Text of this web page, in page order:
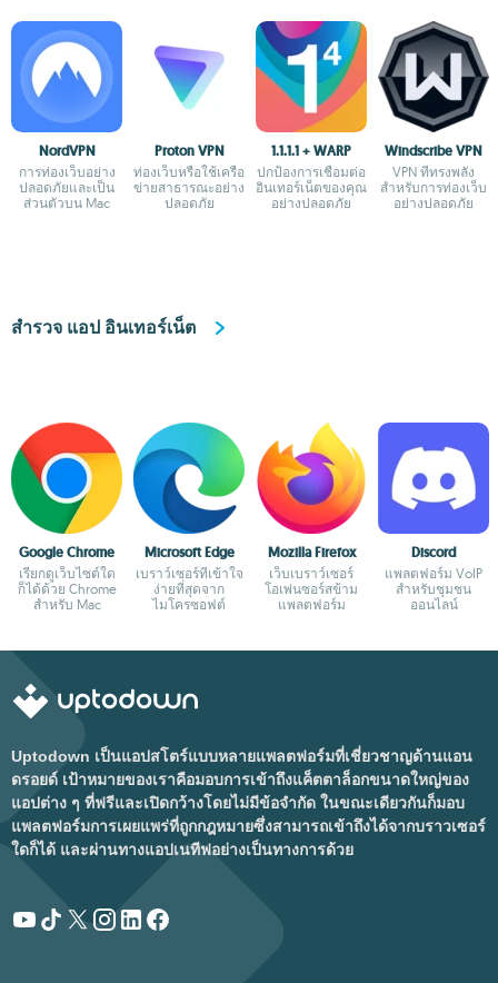
NordVPN
การท่องเว็บอย่าง
ปลอดภัยและเป็น
ส่วนตัวบน Mac
Proton VPN
ท่องเว็บหรือใช้เครือ
ข่ายสาธารณะอย่าง
ปลอดภัย
1.1.1.1 + WARP
ปกป้องการเชื่อมต่อ
อินเทอร์เน็ตของคุณ
อย่างปลอดภัย
Windscribe VPN
VPN ที่ทรงพลัง
สำหรับการท่องเว็บ
อย่างปลอดภัย
สำรวจ แอป อินเทอร์เน็ต
Google Chrome
เรียกดูเว็บไซต์ใด
ก็ได้ด้วย Chrome
สำหรับ Mac
Microsoft Edge
เบราว์เซอร์ที่เข้าใจ
ง่ายที่สุดจาก
ไมโครซอฟต์
Mozilla Firefox
เว็บเบราว์เซอร์
โอเพ่นซอร์สข้าม
แพลตฟอร์ม
Discord
แพลตฟอร์ม VoIP
สำหรับชุมชน
ออนไลน์
Uptodown เป็นแอปสโตร์แบบหลายแพลตฟอร์มที่เชี่ยวชาญด้านแอน
ดรอยด์ เป้าหมายของเราคือมอบการเข้าถึงแค็ตตาล็อกขนาดใหญ่ของ
แอปต่าง ๆ ที่ฟรีและเปิดกว้างโดยไม่มีข้อจำกัด ในขณะเดียวกันก็มอบ
แพลตฟอร์มการเผยแพร่ที่ถูกกฎหมายซึ่งสามารถเข้าถึงได้จากบราวเซอร์
ใดก็ได้ และผ่านทางแอปเนทีฟอย่างเป็นทางการด้วย